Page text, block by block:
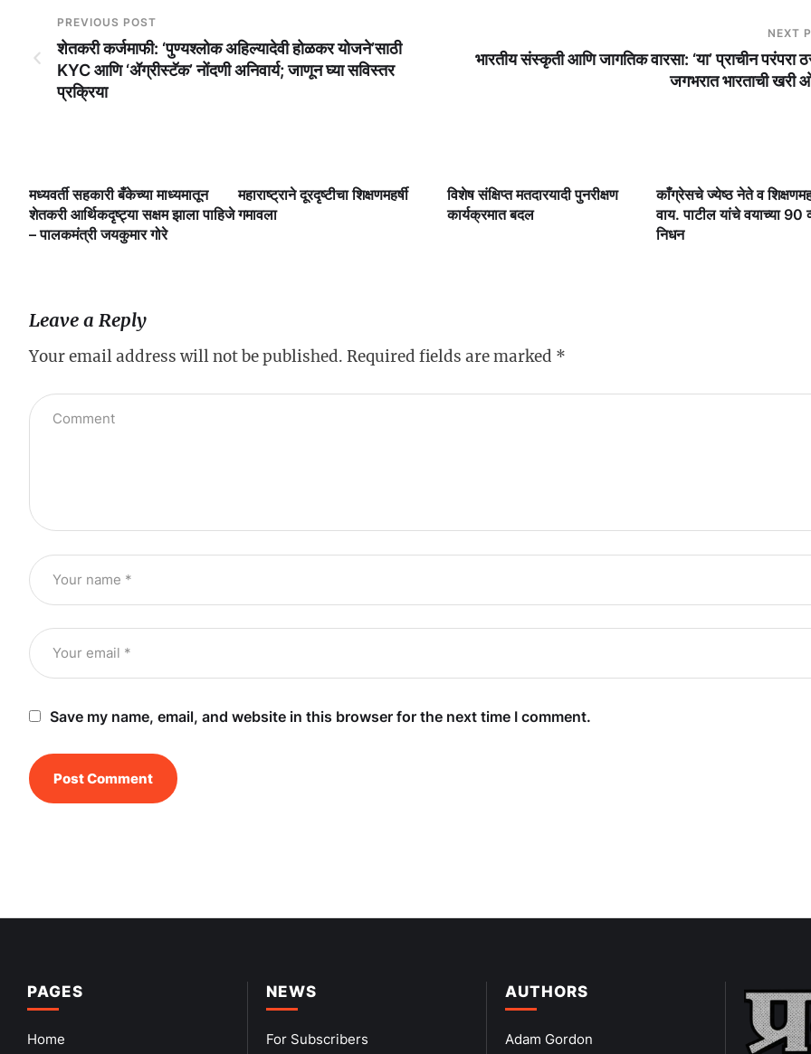
PREVIOUS POST
शेतकरी कर्जमाफी: ‘पुण्यश्लोक अहिल्यादेवी होळकर योजने’साठी
KYC आणि ‘ॲग्रीस्टॅक’ नोंदणी अनिवार्य; जाणून घ्या सविस्तर
प्रक्रिया
NEXT
भारतीय संस्कृती आणि जागतिक वारसा: ‘या’ प्राचीन परंपरा
जगभरात भारताची
मध्यवर्ती सहकारी बँकेच्या माध्यमातून
शेतकरी आर्थिकदृष्ट्या सक्षम झाला पाहिजे
– पालकमंत्री जयकुमार गोरे
महाराष्ट्राने दूरदृष्टीचा शिक्षणमहर्षी
गमावला
विशेष संक्षिप्त मतदारयादी पुनरीक्षण
कार्यक्रमात बदल
काँग्रेसचे ज्येष्ठ नेते व
वाय. पाटील यांचे वयाच्या 90
निधन
Leave a Reply
Your email address will not be published. Required fields are marked *
Save my name, email, and website in this browser for the next time I comment.
PAGES
Home
NEWS
For Subscribers
AUTHORS
Adam Gordon